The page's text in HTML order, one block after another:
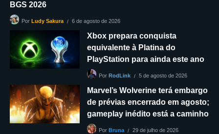
BGS 2026
Por Ludy Sakura 6 de agosto de 2026
Xbox prepara conquista
equivalente à Platina do
PlayStation para ainda este ano
Por RodLink 5 de agosto de 2026
Marvel’s Wolverine terá embargo
de prévias encerrado em agosto;
gameplay inédito está a caminho
Por Bruna 29 de julho de 2026